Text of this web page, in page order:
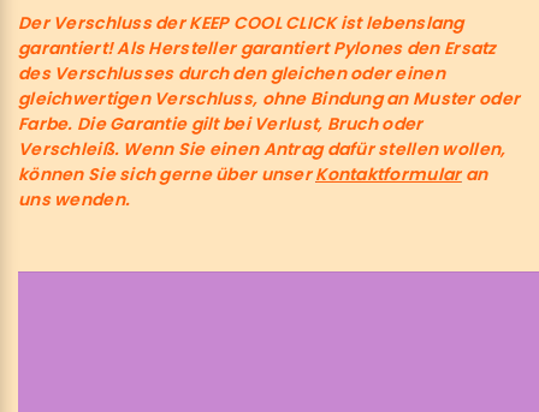
Der Verschluss der KEEP COOL CLICK ist lebenslang
garantiert! Als Hersteller garantiert Pylones den Ersatz
des Verschlusses durch den gleichen oder einen
gleichwertigen Verschluss, ohne Bindung an Muster oder
Farbe. Die Garantie gilt bei Verlust, Bruch oder
Verschleiß. Wenn Sie einen Antrag dafür stellen wollen,
können Sie sich gerne über unserKontaktformularan
uns wenden.